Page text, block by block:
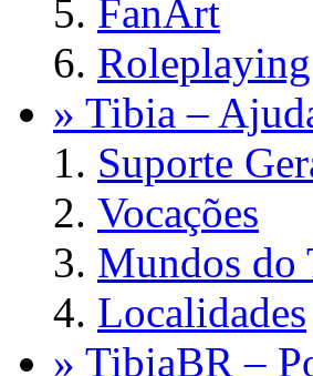
FanArt
Roleplaying
» Tibia –
Suporte
Vocações
Mundos do
Localidades
» TibiaBR –